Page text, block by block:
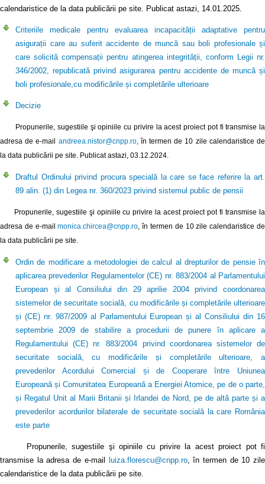
calendaristice de la data publicării pe site. Publicat astazi, 14.01.2025.
Criteriile medicale pentru evaluarea incapacității adaptative pentru
asigurații care au suferit accidente de muncă sau boli profesionale și
care solicită compensații pentru atingerea integrității, conform Legii nr.
346/2002, republicată privind asigurarea pentru accidente de muncă și
boli profesionale,cu modificările și completările ulterioare
Decizie
Propunerile, sugestiile şi opiniile cu privire la acest proiect pot fi transmise la
adresa de e-mail andreea.nistor@cnpp.ro, în termen de 10 zile calendaristice de
la data publicării pe site. Publicat astazi, 03.12.2024.
Draftul Ordinului privind procura specială la care se face referire la art.
89 alin. (1) din Legea nr. 360/2023 privind sistemul public de pensii
Propunerile, sugestiile şi opiniile cu privire la acest proiect pot fi transmise la
adresa de e-mailmonica.chircea@cnpp.ro, în termen de 10 zile calendaristice de
la data publicării pe site.
Ordin de modificare a metodologiei de calcul al drepturilor de pensie în
aplicarea prevederilor Regulamentelor (CE) nr. 883/2004 al Parlamentului
European și al Consiliului din 29 aprilie 2004 privind coordonarea
sistemelor de securitate socială, cu modificările și completările ulterioare
și (CE) nr. 987/2009 al Parlamentului European și al Consiliului din 16
septembrie 2009 de stabilire a procedurii de punere în aplicare a
Regulamentului (CE) nr. 883/2004 privind coordonarea sistemelor de
securitate socială, cu modificările și completările ulterioare, a
prevederilor Acordului Comercial și de Cooperare între Uniunea
Europeană și Comunitatea Europeană a Energiei Atomice, pe de o parte,
și Regatul Unit al Marii Britanii și Irlandei de Nord, pe de altă parte și a
prevederilor acordurilor bilaterale de securitate socială la care România
este parte
Propunerile, sugestiile şi opiniile cu privire la acest proiect pot fi
transmise la adresa de e-mail
luiza.florescu@cnpp.ro, în termen de 10 zile
calendaristice de la data publicării pe site.